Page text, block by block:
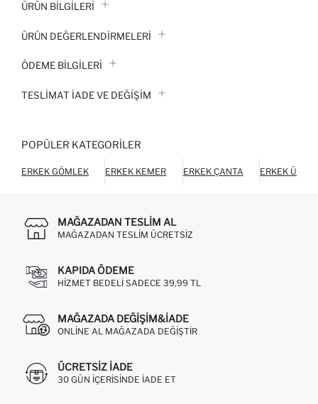
ÜRÜN BILGILERI
ÜRÜN DEĞERLENDİRMELERİ
ÖDEME BİLGİLERİ
TESLIMAT İADE VE DEĞIŞIM
POPÜLER KATEGORILER
ERKEK GÖMLEK ERKEK KEMER ERKEK ÇANTA ERKEK ÜST
MAĞAZADAN TESLIM AL
MAĞAZADAN TESLIM ÜCRETSIZ
KAPIDA ÖDEME
HIZMET BEDELI SADECE 39,99 TL
MAĞAZADA DEĞIŞIM&İADE
ONLINE AL MAĞAZADA DEĞIŞTIR
ÜCRETSIZ IADE
30 GÜN IÇERISINDE IADE ET